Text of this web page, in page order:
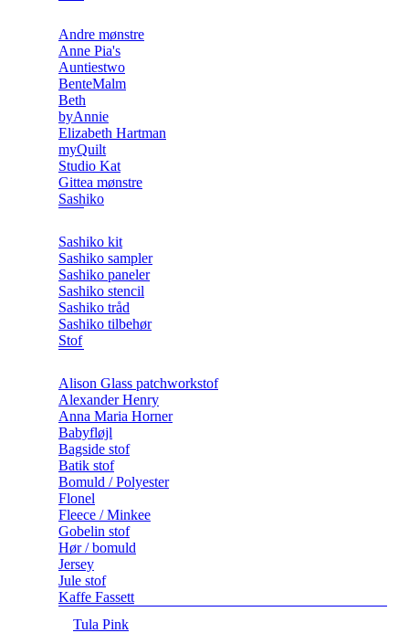
Andre mønstre
Anne Pia's
Auntiestwo
BenteMalm
Beth
byAnnie
Elizabeth Hartman
myQuilt
Studio Kat
Gittea mønstre
Sashiko
Sashiko kit
Sashiko sampler
Sashiko paneler
Sashiko stencil
Sashiko tråd
Sashiko tilbehør
Stof
Alison Glass patchworkstof
Alexander Henry
Anna Maria Horner
Babyfløjl
Bagside stof
Batik stof
Bomuld / Polyester
Flonel
Fleece / Minkee
Gobelin stof
Hør / bomuld
Jersey
Jule stof
Kaffe Fassett
Tula Pink